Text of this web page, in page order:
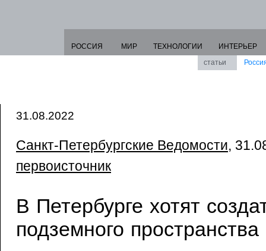
РОССИЯ МИР ТЕХНОЛОГИИ
ИНТЕРЬЕР
статьи
31.08.2022
Санкт-Петербургские Ведомости,
первоисточник
В Петербурге хотят
подземного пространства